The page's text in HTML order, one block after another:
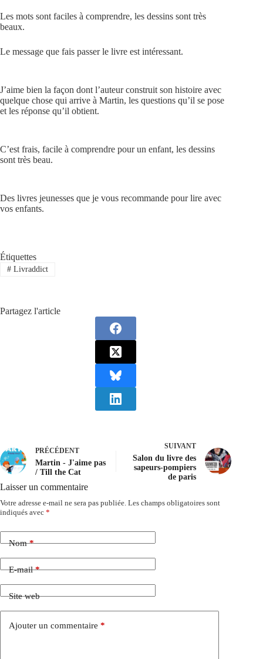
Les mots sont faciles à comprendre, les dessins sont très
beaux.
Le message que fais passer le livre est intéressant.
J’aime bien la façon dont l’auteur construit son histoire avec
quelque chose qui arrive à Martin, les questions qu’il se pose
et les réponse qu’il obtient.
C’est frais, facile à comprendre pour un enfant, les dessins
sont très beau.
Des livres jeunesses que je vous recommande pour lire avec
vos enfants.
Étiquettes
#Livraddict
Partagez l'article
PRÉCÉDENT
Martin - J'aime pas
/ Till the Cat
SUIVANT
Salon du livre des
sapeurs-pompiers
de paris
Laisser un commentaire
Votre adresse e-mail ne sera pas publiée. Les champs obligatoires sont
indiqués avec *
Nom*
E-mail*
Site web
Ajouter un commentaire *